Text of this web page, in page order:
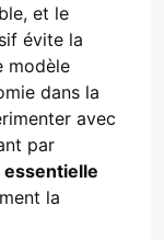
et le
évite la
modèle
dans la
avec
par
essentielle
la